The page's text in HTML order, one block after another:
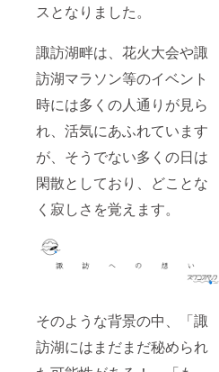
スとなりました。
諏訪湖畔は、花火大会や諏
訪湖マラソン等のイベント
時には多くの人通りが見ら
れ、活気にあふれています
が、そうでない多くの日は
閑散としており、どことな
く寂しさを覚えます。
そのような背景の中、「諏
訪湖にはまだまだ秘められ